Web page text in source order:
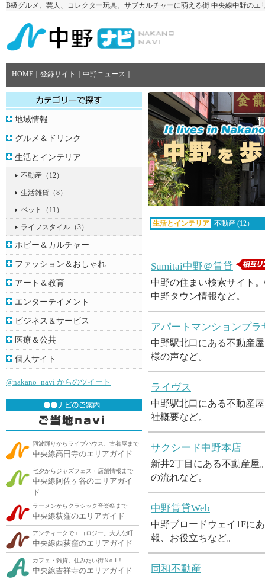
B級グルメ、芸人、コレクター玩具。サブカルチャーに萌える街 中央線中野のエ
HOME 登録サイト 中野ニュース
地域情報
グルメ＆ドリンク
生活とインテリア
不動産 （12）
生活雑貨 （8）
ペット （11）
ライフスタイル （3）
ホビー＆カルチャー
ファッション＆おしゃれ
アート＆教育
エンターテイメント
ビジネス＆サービス
医療＆公共
個人サイト
@nakano_navi からのツイート
阿波踊りからライブハウス、古着屋まで
中央線高円寺のエリアガイド
七夕からジャズフェス・店舗情報まで
中央線阿佐ヶ谷のエリアガイ
ド
ラーメンからクラシック音楽祭まで
中央線荻窪のエリアガイド
アンティークでエコロジー。大人な町
中央線西荻窪のエリアガイド
カフェ・雑貨。住みたい街Ｎo.1！
中央線吉祥寺のエリアガイド
生活とインテリア 不動産 (12）
Sumitai中野＠賃貸
中野の住まい検索サイト
中野タウン情報など。
アパートマンションプラ
中野駅北口にある不動産
様の声など。
ライヴス
中野駅北口にある不動産
社概要など。
サクシード中野本店
新井2丁目にある不動産屋
の流れなど。
中野賃貸Web
中野ブロードウェイ1Fに
報、お役立ちなど。
同和不動産